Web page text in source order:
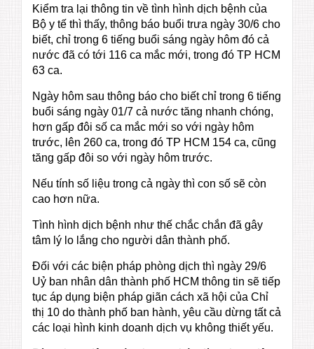
Kiểm tra lại thông tin về tình hình dịch bệnh của
Bộ y tế thì thấy, thông báo buổi trưa ngày 30/6 cho
biết, chỉ trong 6 tiếng buổi sáng ngày hôm đó cả
nước đã có tới 116 ca mắc mới, trong đó TP HCM
63 ca.
Ngày hôm sau thông báo cho biết chỉ trong 6 tiếng
buổi sáng ngày 01/7 cả nước tăng nhanh chóng,
hơn gấp đôi số ca mắc mới so với ngày hôm
trước, lên 260 ca, trong đó TP HCM 154 ca, cũng
tăng gấp đôi so với ngày hôm trước.
Nếu tính số liệu trong cả ngày thì con số sẽ còn
cao hơn nữa.
Tình hình dịch bệnh như thế chắc chắn đã gây
tâm lý lo lắng cho người dân thành phố.
Đối với các biện pháp phòng dịch thì ngày 29/6
Uỷ ban nhân dân thành phố HCM thông tin sẽ tiếp
tục áp dụng biện pháp giãn cách xã hội của Chỉ
thị 10 do thành phố ban hành, yêu cầu dừng tất cả
các loại hình kinh doanh dịch vụ không thiết yếu.